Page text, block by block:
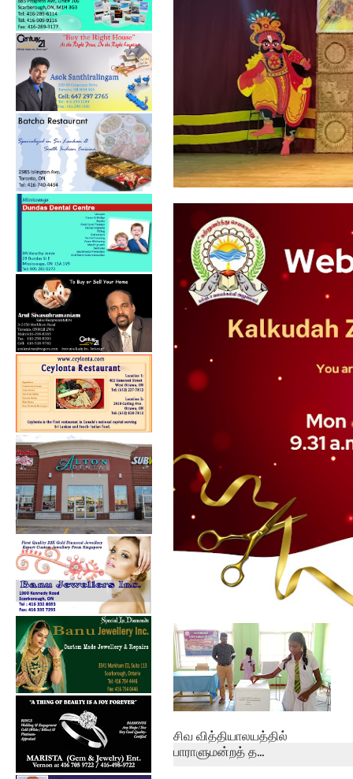
கல்குடா கல்வி வலயத்தின்
ஏற்பாட்டில...
கல்குடா கல்வி வலயத்தின்
இணையத்தளம் ...
சிவ வித்தியாலயத்தில்
பாராளுமன்றத் த...